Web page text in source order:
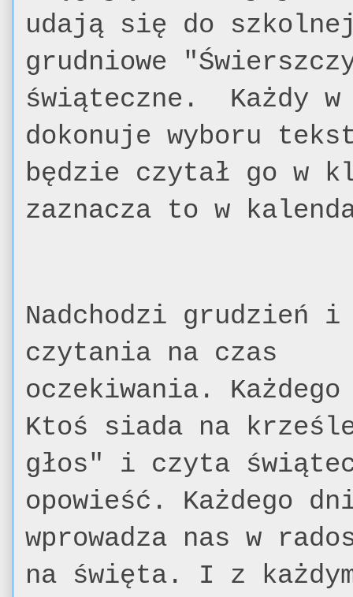
udają się do
grudniowe
świąteczne. Każdy w
dokonuje wyboru
będzie czytał go w
zaznacza to w
Nadchodzi grudzień
czytania na czas
oczekiwania.
Ktoś siada na krześle
głos" i czyta
opowieść. Każdego
wprowadza nas w
na święta. I z